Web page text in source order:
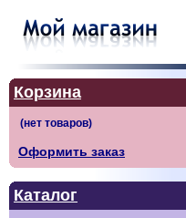
Корзина
Оформить заказ
Каталог